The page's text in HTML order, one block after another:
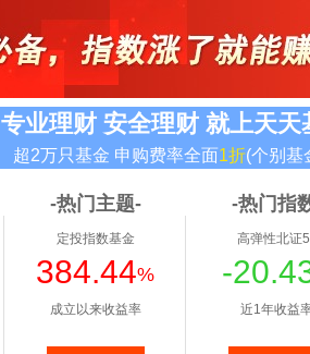
专业理财 安全理财 就上天天
超2万只基金 申购费率全面1折(个别基
-热门主题-
定投指数基金
384.44%
成立以来收益率
-热门指
高弹性北证
-
近1年收益